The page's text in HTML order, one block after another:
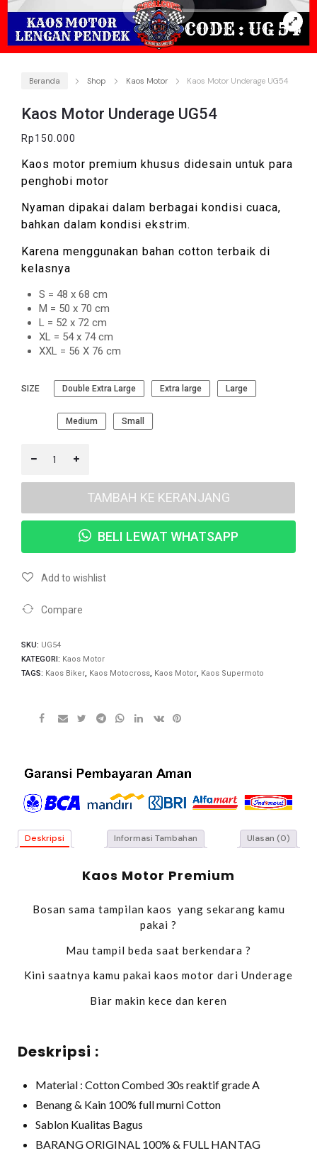
Beranda Shop Kaos Motor Kaos Motor Underage UG54
Kaos Motor Underage UG54
Rp150.000
Kaos motor premium khusus didesain untuk para
penghobi motor
Nyaman dipakai dalam berbagai kondisi cuaca,
bahkan dalam kondisi ekstrim.
Karena menggunakan bahan cotton terbaik di
kelasnya
S = 48 x 68 cm
M = 50 x 70 cm
L = 52 x 72 cm
XL = 54 x 74 cm
XXL = 56 X 76 cm
SIZE Double Extra Large Extra large Large
Medium Small
TAMBAH KE KERANJANG
BELI LEWAT WHATSAPP
Add to wishlist
Compare
SKU: UG54
KATEGORI: Kaos Motor
TAGS: Kaos Biker Kaos Motocross Kaos Motor Kaos Supermoto
Deskripsi Informasi Tambahan Ulasan (0)
Kaos Motor Premium
Bosan sama tampilan kaos yang sekarang kamu
pakai ?
Mau tampil beda saat berkendara ?
Kini saatnya kamu pakai kaos motor dari Underage
Biar makin kece dan keren
Deskripsi :
Material : Cotton Combed 30s reaktif grade A
Benang & Kain 100% full murni Cotton
Sablon Kualitas Bagus
BARANG ORIGINAL 100% & FULL HANTAG